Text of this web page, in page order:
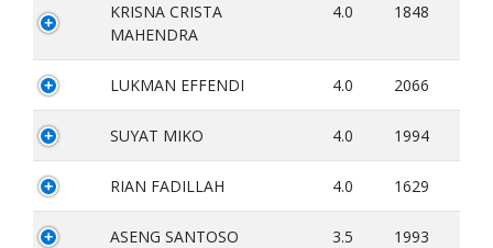
KRISNA CRISTA
MAHENDRA
4.0 1848
LUKMAN EFFENDI 4.0 2066
SUYAT MIKO 4.0 1994
RIAN FADILLAH 4.0 1629
ASENG SANTOSO 3.5 1993